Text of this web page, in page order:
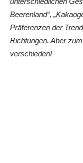
Beerenland“,
Präferenzen der
Richtungen. Aber
verschieden!